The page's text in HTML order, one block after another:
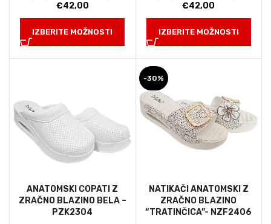
€42,00
IZBERITE MOŽNOSTI
€42,00
IZBERITE MOŽNOSTI
ANATOMSKI COPATI Z
ZRAČNO BLAZINO BELA –
PZK2304
-30%
NATIKAČI ANATOMSKI Z
ZRAČNO BLAZINO
“TRATINČICA”- NZF2406